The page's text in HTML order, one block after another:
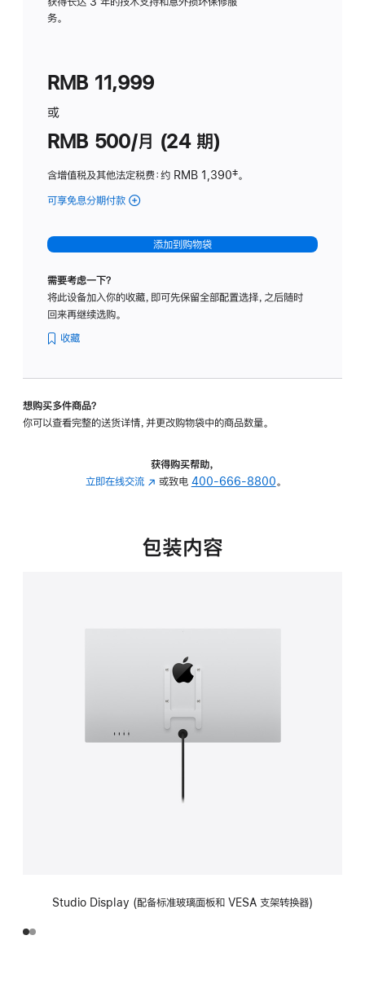
务。
RMB 11,999
或
RMB 500/月 (24 期)
含增值税及其他法定税费：约 RMB 1,390脚
‡。
可享免息分期付款 (Studio
-
标
璃
转
的
添加到购物袋
需要考虑一下？
将此设备加入你的收藏，即可先保留全部配置选择，之后随时
回来再继续选购。
收藏
想购买多件商品？
你可以查看完整的送货详情，并更改购物袋中的商品数量。
获得购买帮助，
立即在线交流 (在
中
或致电 400-666-8800。
包装内容
Studio Display (配备标准玻璃面板和 VESA 支架转换器)